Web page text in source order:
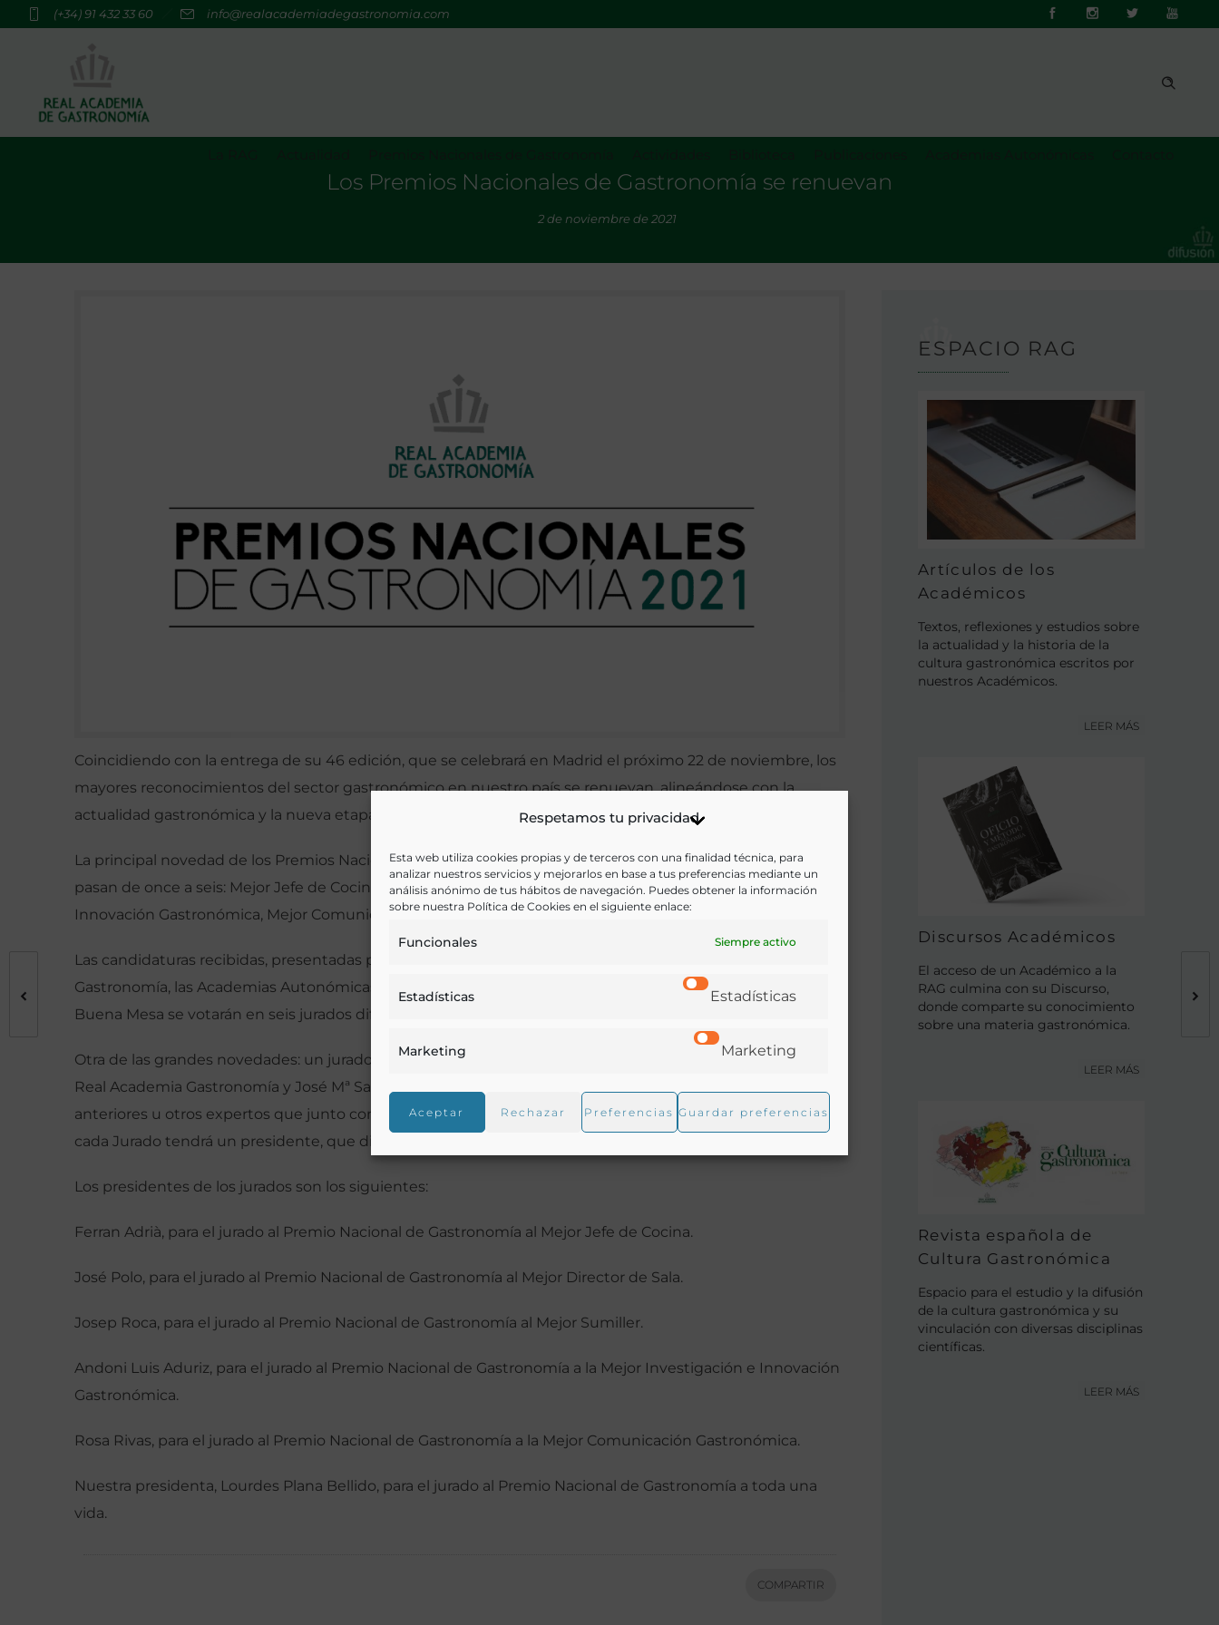
Respetamos tu privacidad
Esta web utiliza cookies propias y de terceros con una finalidad técnica, para
analizar nuestros servicios y mejorarlos en base a tus preferencias mediante un
análisis anónimo de tus hábitos de navegación. Puedes obtener la información
sobre nuestra Política de Cookies en el siguiente enlace:
Funcionales Siempre activo
Estadísticas Estadísticas
Marketing Marketing
Aceptar Rechazar Preferencias Guardar preferencias
(+34) 91 432 33 60 info@realacademiadegastronomia.com
Los Premios Nacionales de Gastronomía se renuevan
2 de noviembre de 2021
Coincidiendo con la entrega de su 46 edición, que se celebrará en Madrid el próximo 22 de noviembre, los
mayores reconocimientos del sector gastronómico en nuestro país se renuevan, alineándose con la
actualidad gastronómica y la nueva etapa que vive la Real Academia de Gastronomía.
La principal novedad de los Premios Nacionales de Gastronomía está en las categorías premiadas, que
pasan de once a seis: Mejor Jefe de Cocina, Mejor Director de Sala, Mejor Sumiller, Mejor Investigación e
Innovación Gastronómica, Mejor Comunicación Gastronómica y Premio a “Toda una Vida”.
Las candidaturas recibidas, presentadas por los Académicos de Número de la Real Academia de
Gastronomía, las Academias Autonómicas de Gastronomía reconocidas por la RAG y la Cofradía de la
Buena Mesa se votarán en seis jurados diferentes, uno por cada Premio.
Otra de las grandes novedades: un jurado para cada categoría integrado por: Lourdes Plana, Presidenta
Real Academia Gastronomía y José Mª Sanz-Magallón, Secretario General de la RAG, premiados de años
anteriores u otros expertos que junto con Académicos se encargarán de valorar los candidatos. Además,
cada Jurado tendrá un presidente, que dirigirá las deliberaciones y las votaciones.
Los presidentes de los jurados son los siguientes:
Ferran Adrià, para el jurado al Premio Nacional de Gastronomía al Mejor Jefe de Cocina.
José Polo, para el jurado al Premio Nacional de Gastronomía al Mejor Director de Sala.
Josep Roca, para el jurado al Premio Nacional de Gastronomía al Mejor Sumiller.
Andoni Luis Aduriz, para el jurado al Premio Nacional de Gastronomía a la Mejor Investigación e Innovación
Gastronómica.
Rosa Rivas, para el jurado al Premio Nacional de Gastronomía a la Mejor Comunicación Gastronómica.
Nuestra presidenta, Lourdes Plana Bellido, para el jurado al Premio Nacional de Gastronomía a toda una
vida.
COMPARTIR
ESPACIO RAG
Artículos de los
Académicos
Textos, reflexiones y estudios sobre
la actualidad y la historia de la
cultura gastronómica escritos por
nuestros Académicos.
LEER MÁS
Discursos Académicos
El acceso de un Académico a la
RAG culmina con su Discurso,
donde comparte su conocimiento
sobre una materia gastronómica.
LEER MÁS
Revista española de
Cultura Gastronómica
Espacio para el estudio y la difusión
de la cultura gastronómica y su
vinculación con diversas disciplinas
científicas.
LEER MÁS